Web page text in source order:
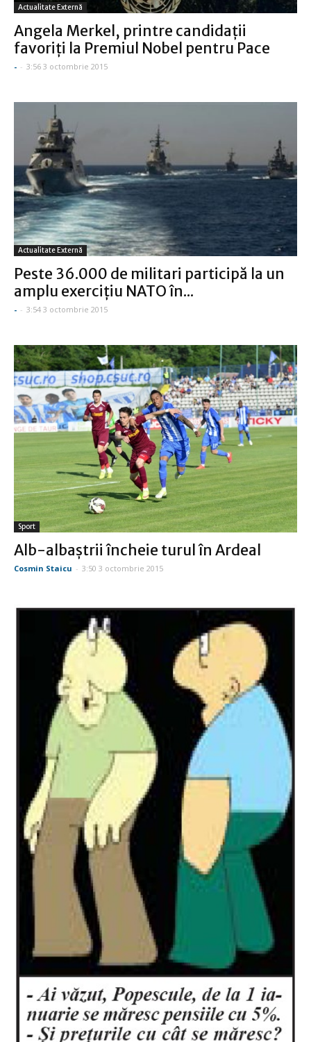
Actualitate Externă
Angela Merkel, printre candidaţii
favoriţi la Premiul Nobel pentru Pace
- - 3:56 3 octombrie 2015
Actualitate Externă
Peste 36.000 de militari participă la un
amplu exerciţiu NATO în...
- - 3:54 3 octombrie 2015
Sport
Alb-albaştrii încheie turul în Ardeal
Cosmin Staicu - 3:50 3 octombrie 2015